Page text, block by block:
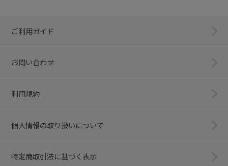
ご利用ガイド
お問い合わせ
利用規約
個人情報の取り扱いについて
特定商取引法に基づく表示